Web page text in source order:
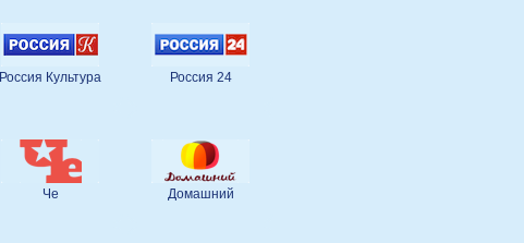
Россия Культура Россия 24
Че Домашний